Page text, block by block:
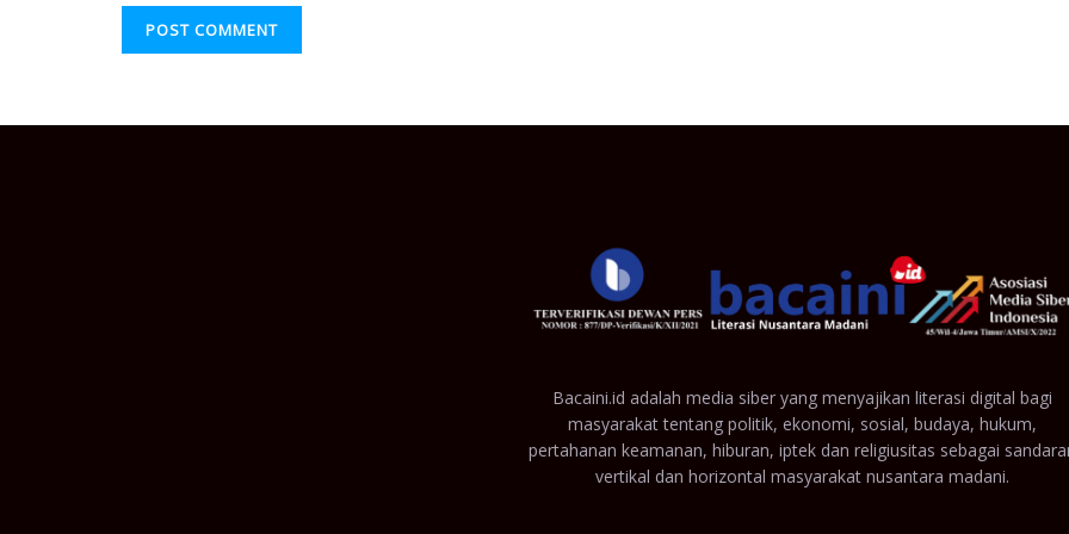
Bacaini.id adalah media siber yang menyajikan literasi digital bagi
masyarakat tentang politik, ekonomi, sosial, budaya, hukum,
pertahanan keamanan, hiburan, iptek dan religiusitas sebagai
vertikal dan horizontal masyarakat nusantara madani.